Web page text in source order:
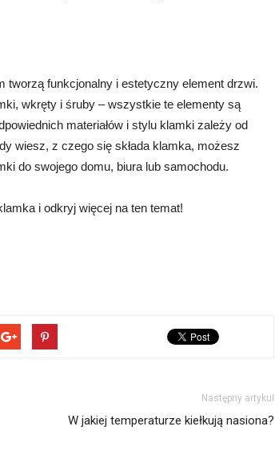
tworzą funkcjonalny i estetyczny element drzwi.
wkręty i śruby – wszystkie te elementy są
materiałów i stylu klamki zależy od
wiesz, z czego się składa klamka, możesz
do swojego domu, biura lub samochodu.
i odkryj więcej na ten temat!
Następny artykuł
W jakiej temperaturze kiełkują nasiona?